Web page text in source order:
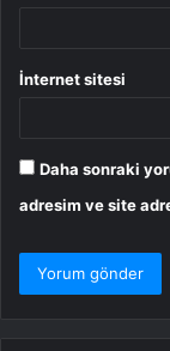
İnternet sitesi
Daha sonraki
adresim ve site